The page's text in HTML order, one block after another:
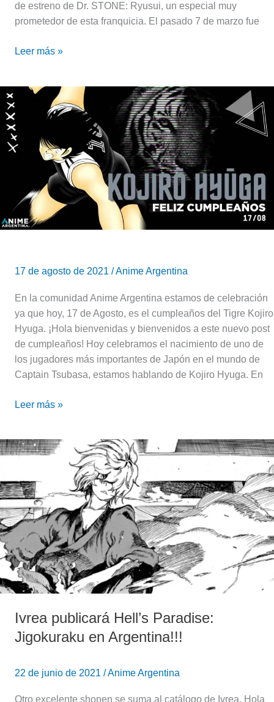
de estreno de Dr. STONE: Ryusui, un especial muy
prometedor de esta franquicia. El pasado 7 de marzo fue
Leer más »
17 de agosto de 2021 /Anime Argentina
En la comunidad Anime Argentina estamos de celebración
ya que hoy, 17 de Agosto, es el cumpleaños del Tigre Kojiro
Hyuga. ¡Hola bienvenidas y bienvenidos a este nuevo post
de cumpleaños! Hoy celebramos el nacimiento de uno de
los jugadores más importantes de Japón en el mundo de
Captain Tsubasa, estamos hablando de Kojiro Hyuga. En
Kojiro
Hyuga,
el
Tigre
del
Captain
Tsubasa
Leer más »
Ivrea publicará Hell’s Paradise:
Jigokuraku en Argentina!!!
22 de junio de 2021 /Anime Argentina
Otro excelente shonen se suma al catálogo de Ivrea. Hola
Ivrea
Paradise:
Jigokuraku
en
Argentina!!!